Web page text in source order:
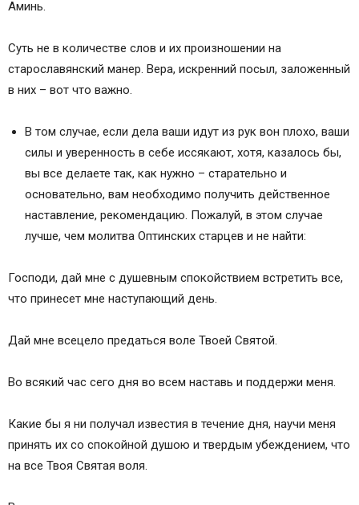
Аминь.
Суть не в количестве слов и их произношении на
старославянский манер. Вера, искренний посыл, заложенный
в них – вот что важно.
В том случае, если дела ваши идут из рук вон плохо, ваши
силы и уверенность в себе иссякают, хотя, казалось бы,
вы все делаете так, как нужно – старательно и
основательно, вам необходимо получить действенное
наставление, рекомендацию. Пожалуй, в этом случае
лучше, чем молитва Оптинских старцев и не найти:
Господи, дай мне с душевным спокойствием встретить все,
что принесет мне наступающий день.
Дай мне всецело предаться воле Твоей Святой.
Во всякий час сего дня во всем наставь и поддержи меня.
Какие бы я ни получал известия в течение дня, научи меня
принять их со спокойной душою и твердым убеждением, что
на все Твоя Святая воля.